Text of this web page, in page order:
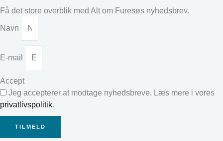
Få det store overblik med Alt om Furesøs nyhedsbrev.
Navn
E-mail
Accept
Jeg accepterer at modtage nyhedsbreve. Læs mere i vores
privatlivspolitik.
TILMELD